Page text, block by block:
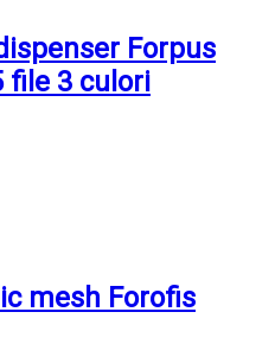
Forpus
file 3 culori
mesh Forofis